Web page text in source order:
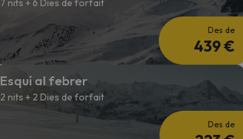
7 nits + 6 Dies de forfait
Des de
439 €
Esquí al febrer
2 nits + 2 Dies de forfait
Des de